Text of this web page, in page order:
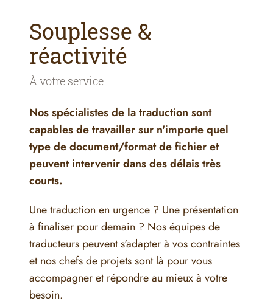
Souplesse &
réactivité
À votre service
Nos spécialistes de la traduction sont
capables de travailler sur n'importe quel
type de document/format de fichier et
peuvent intervenir dans des délais très
courts.
Une traduction en urgence ? Une présentation
à finaliser pour demain ? Nos équipes de
traducteurs peuvent s'adapter à vos contraintes
et nos chefs de projets sont là pour vous
accompagner et répondre au mieux à votre
besoin.